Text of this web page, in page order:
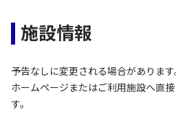
施設情報
予告なしに変更される場合があります
ホームページまたはご利用施設へ直
す。